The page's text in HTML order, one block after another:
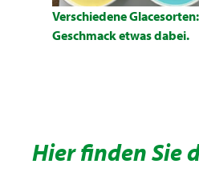
Verschiedene
Geschmack etwas dabei.
Hier finden Sie